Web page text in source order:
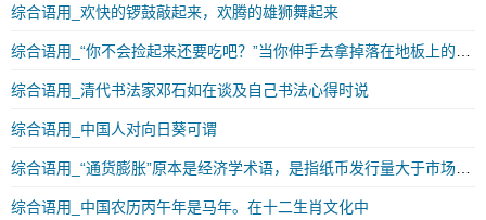
综合语用_欢快的锣鼓敲起来，欢腾的雄狮舞起来
综合语用_清代书法家邓石如在谈及自己书法心得时说
综合语用_中国人对向日葵可谓
综合语用_中国农历丙午年是马年。在十二生肖文化中